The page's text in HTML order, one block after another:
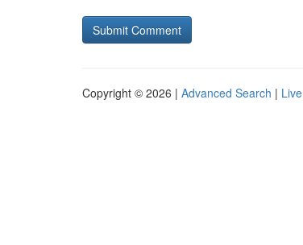
Copyright © 2026 | Advanced Search | Live